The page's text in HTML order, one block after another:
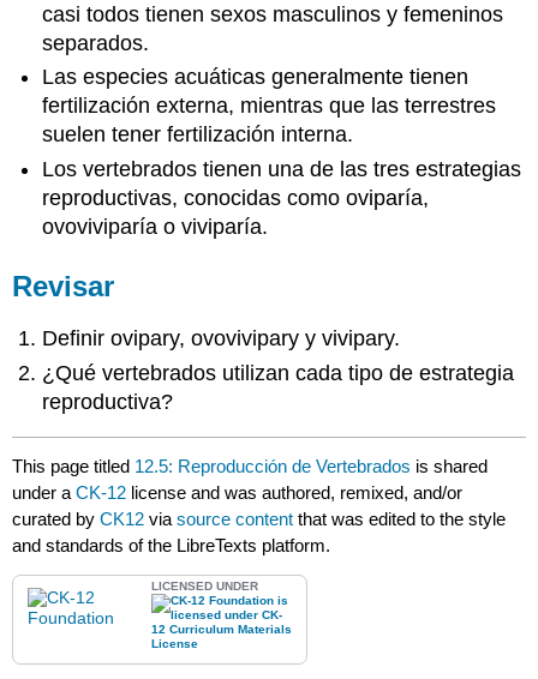
casi todos tienen sexos masculinos y femeninos
separados.
Las especies acuáticas generalmente tienen
fertilización externa, mientras que las terrestres
suelen tener fertilización interna.
Los vertebrados tienen una de las tres estrategias
reproductivas, conocidas como oviparía,
ovoviviparía o viviparía.
Revisar
Definir ovipary, ovovivipary y vivipary.
¿Qué vertebrados utilizan cada tipo de estrategia
reproductiva?
This page titled 12.5: Reproducción de Vertebrados is shared
under aCK-12 license and was authored, remixed, and/or
curated byCK12 viasource content that was edited to the style
and standards of the LibreTexts platform.
LICENSED UNDER